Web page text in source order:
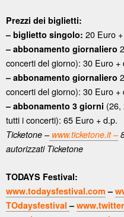
Prezzi dei biglietti:
– biglietto singolo: 20 Euro
– abbonamento giornaliero
concerti del giorno): 30 Euro +
– abbonamento giornaliero
concerti del giorno): 30 Euro +
– abbonamento 3 giorni (26,
tutti i concerti): 65 Euro + d.p.
Ticketone –www.ticketone.it –
autorizzati Ticketone
TODAYS Festival:
www.todaysfestival.com –
TOdaysfestival–